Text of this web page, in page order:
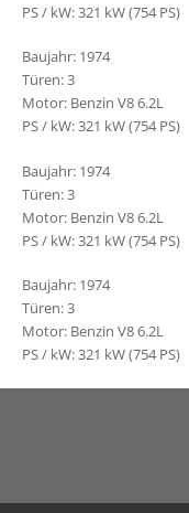
PS / kW: 321 kW (754 PS)
Baujahr: 1974
Türen: 3
Motor: Benzin V8 6.2L
PS / kW: 321 kW (754 PS)
Baujahr: 1974
Türen: 3
Motor: Benzin V8 6.2L
PS / kW: 321 kW (754 PS)
Baujahr: 1974
Türen: 3
Motor: Benzin V8 6.2L
PS / kW: 321 kW (754 PS)